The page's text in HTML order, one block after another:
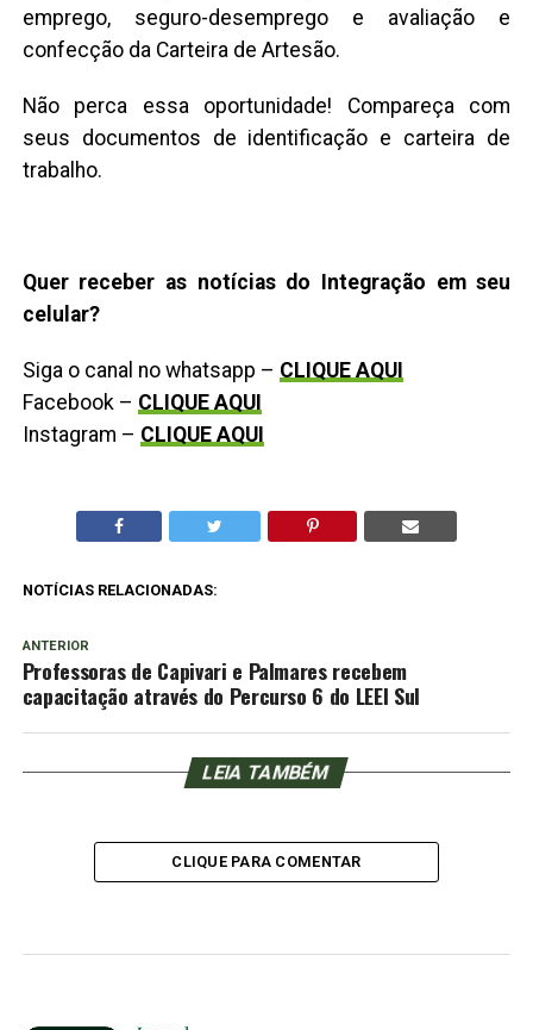
emprego, seguro-desemprego e avaliação e
confecção da Carteira de Artesão.
Não perca essa oportunidade! Compareça com
seus documentos de identificação e carteira de
trabalho.
Quer receber as notícias do Integração em seu
celular?
Siga o canal no whatsapp – CLIQUE AQUI
Facebook – CLIQUE AQUI
Instagram – CLIQUE AQUI
NOTÍCIAS RELACIONADAS:
ANTERIOR
Professoras de Capivari e Palmares recebem
capacitação através do Percurso 6 do LEEI Sul
LEIA TAMBÉM
CLIQUE PARA COMENTAR